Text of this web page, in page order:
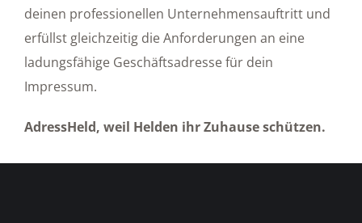
deinen professionellen Unternehmensauftritt und
erfüllst gleichzeitig die Anforderungen an eine
ladungsfähige Geschäftsadresse für dein
Impressum.
AdressHeld, weil Helden ihr Zuhause schützen.